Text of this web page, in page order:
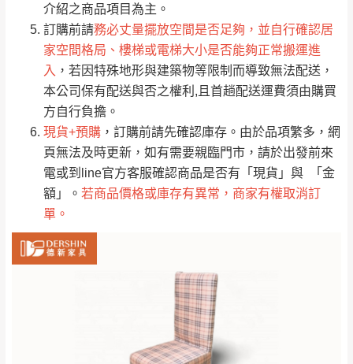
介紹之商品項目為主。
訂購前請務必丈量擺放空間是否足夠，並自行確認居
家空間格局、樓梯或電梯大小是否能夠正常搬運進
入 ，若因特殊地形與建築物等限制而導致無法配送，
本公司保有配送與否之權利,且首趟配送運費須由購買
方自行負擔。
現貨+預購 ，訂購前請先確認庫存。由於品項繁多，網
頁無法及時更新，如有需要親臨門市，請於出發前來
電或到line官方客服確認商品是否有「現貨」與 「金
額」。 若商品價格或庫存有異常，商家有權取消訂
單。
免 運
費
新竹
峨眉鄉、五峰鄉、
橫山、北埔鄉、尖
石鄉、寶山鄉山
區、新埔山區、芎
里
台北 無
接單後二日內(不含例假日)，我們客服會與您
電話聯絡或E-Mail通知確認訂單。
（線上客
服 LINE → @dershin）
下單前先詢問是否現貨 ，若未詢問下單後無
現貨我們客服會再來電或E-Mail與您聯絡
（洽詢方式請搜尋 Line ID → @dershin）
運送範圍：限定北至基隆，南至苗栗，偏遠
地區恕無法提供運送 (詳見運送規章)。
配送範圍：
苗栗至基隆；其它地區暫不開放，如因特殊
地型限制(山區、鄉、鎮、村)、樓梯太小、無
法搬運上樓等因素，導致無法配送，
保護物流人員的工作安全，賣家無提供吊掛
服務，若需以吊車或其他的吊掛方式吊運，